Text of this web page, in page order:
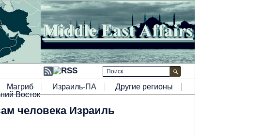
Магриб Израиль-ПА
Другие регионы
Восток
человека Израиль